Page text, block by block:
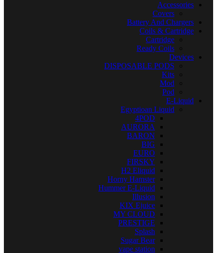
Accessories
Covers
Battery And Chargers
Coils & Cartridge
Cartridge
Ready Coils
Devices
DISPOSABLE PODS
Kits
Mod
Pod
E-Liquid
Egyptioan Liquid
4POD
AURORA
BARON
BIG
EURO
FIRSKY
H2 Eliquid
Horny Hamster
Hummer E-Liquid
Illusion
KIX Ejuice
MY CLOUD
PRESTIGE
Splash
Sugar Bear
vape station